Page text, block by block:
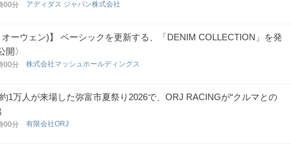
00分 アディダス ジャパン株式会社
オーウェン)】 ベーシックを更新する、「DENIM COLLECTION」を発
開〉
00分 株式会社マッシュホールディングス
1万人が来場した弥富市夏祭り2026で、ORJ RACINGが“クルマとの
00分 有限会社ORJ